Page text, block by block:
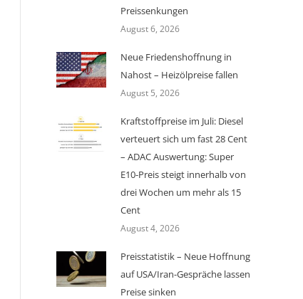
Preissenkungen
August 6, 2026
Neue Friedenshoffnung in
Nahost – Heizölpreise fallen
August 5, 2026
Kraftstoffpreise im Juli: Diesel
verteuert sich um fast 28 Cent
– ADAC Auswertung: Super
E10-Preis steigt innerhalb von
drei Wochen um mehr als 15
Cent
August 4, 2026
Preisstatistik – Neue Hoffnung
auf USA/Iran-Gespräche lassen
Preise sinken